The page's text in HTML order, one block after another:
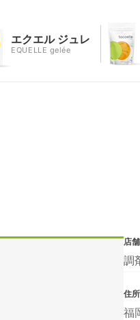
エクエル ジュレ
EQUELLE gelée
店
調
住所
福